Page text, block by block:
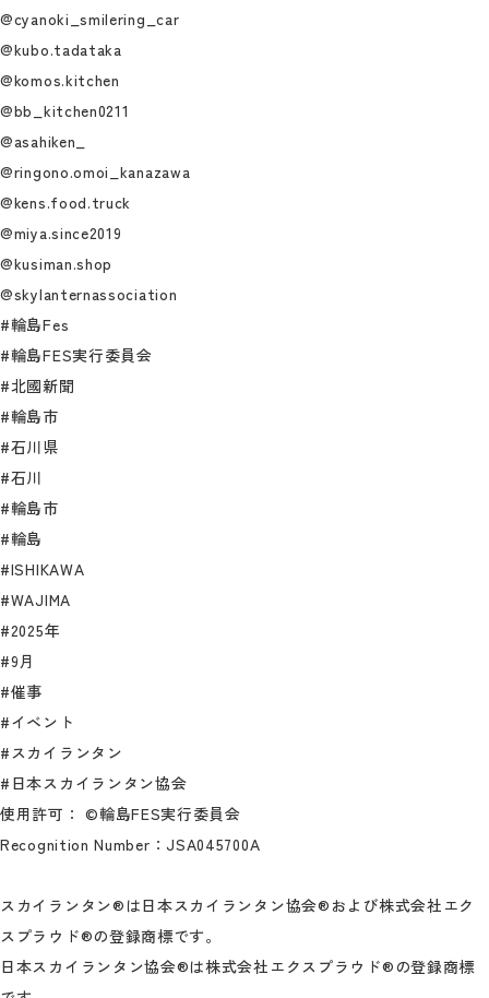
@cyanoki_smilering_car
@kubo.tadataka
@komos.kitchen
@bb_kitchen0211
@asahiken_
@ringono.omoi_kanazawa
@kens.food.truck
@miya.since2019
@kusiman.shop
@skylanternassociation
#輪島Fes
#輪島FES実行委員会
#北國新聞
#輪島市
#石川県
#石川
#輪島市
#輪島
#ISHIKAWA
#WAJIMA
#2025年
#9月
#催事
#イベント
#スカイランタン
#日本スカイランタン協会
使用許可： ©輪島FES実行委員会
Recognition Number：JSA045700A
スカイランタン®は日本スカイランタン協会®および株式会社エク
スプラウド®の登録商標です。
日本スカイランタン協会®は株式会社エクスプラウド®の登録商標